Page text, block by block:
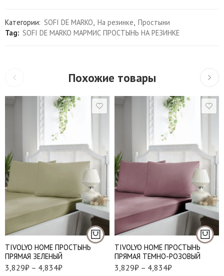
Категории: SOFI DE MARKO, На резинке, Простыни
Tag: SOFI DE MARKO МАРМИС ПРОСТЫНЬ НА РЕЗИНКЕ
Похожие товары
TIVOLYO HOME ПРОСТЫНЬ
ПРЯМАЯ ЗЕЛЕНЫЙ
3,829₽ – 4,834₽
1,5 спальный
Евро стандарт
Евро макси
TIVOLYO HOME ПРОСТЫНЬ
ПРЯМАЯ ТЕМНО-РОЗОВЫЙ
3,829₽ – 4,834₽
1,5 спальный
Евро стандарт
Евро макси